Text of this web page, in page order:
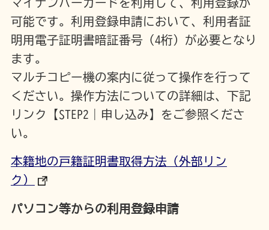
マイナンバーカードを利用して、利用登録が
可能です。利用登録申請において、利用者証
明用電子証明書暗証番号（4桁）が必要となり
ます。
マルチコピー機の案内に従って操作を行って
ください。操作方法についての詳細は、下記
リンク【STEP2｜申し込み】をご参照くださ
い。
本籍地の戸籍証明書取得方法（外部リン
ク）
パソコン等からの利用登録申請